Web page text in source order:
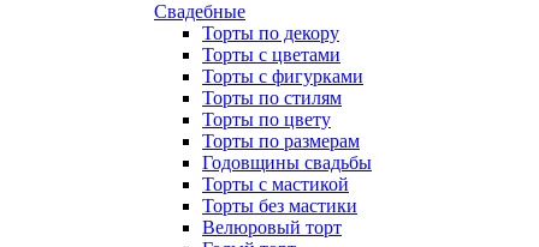
Свадебные
Торты по декору
Торты с цветами
Торты с фигурками
Торты по стилям
Торты по цвету
Торты по размерам
Годовщины свадьбы
Торты с мастикой
Торты без мастики
Велюровый торт